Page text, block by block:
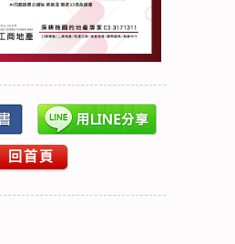
回首頁